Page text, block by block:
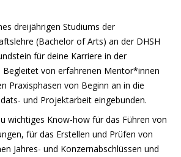
dreijährigen Studiums der
(Bachelor of Arts) an der DHSH
für deine Karriere in der
Begleitet von erfahrenen Mentor*innen
Praxisphasen von Beginn an in die
und Projektarbeit eingebunden.
wichtiges Know-how für das Führen von
für das Erstellen und Prüfen von
Jahres- und Konzernabschlüssen und